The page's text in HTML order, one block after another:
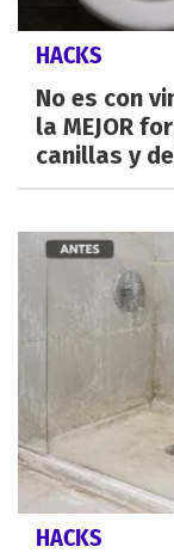
HACKS
No es con
la MEJOR
canillas y
HACKS